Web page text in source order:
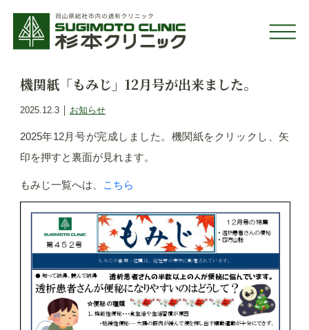
機関紙「もみじ」12月号が出来ました。
2025.12.3｜ お知らせ
2025年12月号が完成しました。機関紙をクリックし、矢
印を押すと裏面が見れます。
もみじ一覧へは、 こちら